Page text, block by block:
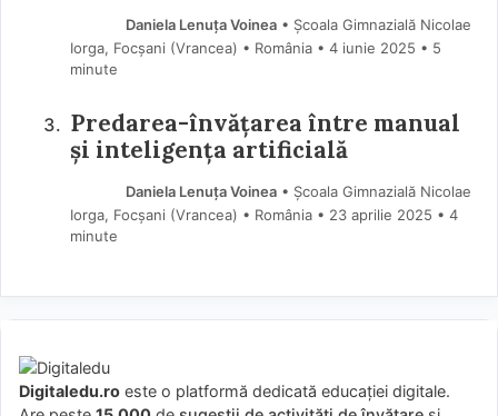
Daniela Lenuța Voinea• Școala Gimnazială Nicolae
Iorga, Focșani (Vrancea) • România
4 iunie 2025 • 5
minute
Predarea-învățarea între manual
și inteligența artificială
Daniela Lenuța Voinea• Școala Gimnazială Nicolae
Iorga, Focșani (Vrancea) • România
23 aprilie 2025 • 4
minute
Digitaledu.ro este o platformă dedicată educației digitale.